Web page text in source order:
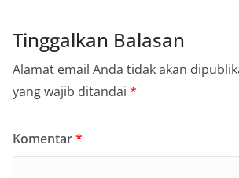
Tinggalkan Balasan
Alamat email Anda tidak akan
yang wajib ditandai *
Komentar*